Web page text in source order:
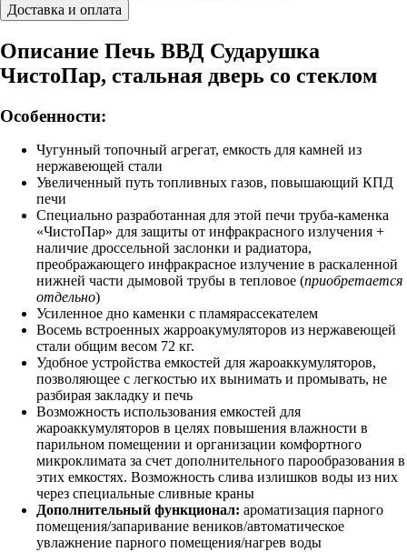
Доставка и оплата
Описание Печь ВВД Сударушка
ЧистоПар, стальная дверь со стеклом
Особенности:
Чугунный топочный агрегат, емкость для камней из
нержавеющей стали
Увеличенный путь топливных газов, повышающий КПД
печи
Специально разработанная для этой печи труба-каменка
«ЧистоПар» для защиты от инфракрасного излучения +
наличие дроссельной заслонки и радиатора,
преображающего инфракрасное излучение в раскаленной
нижней части дымовой трубы в тепловое (приобретается
отдельно)
Усиленное дно каменки с пламярассекателем
Восемь встроенных жарроакумуляторов из нержавеющей
стали общим весом 72 кг.
Удобное устройства емкостей для жароаккумуляторов,
позволяющее с легкостью их вынимать и промывать, не
разбирая закладку и печь
Возможность использования емкостей для
жароаккумуляторов в целях повышения влажности в
парильном помещении и организации комфортного
микроклимата за счет дополнительного парообразования в
этих емкостях. Возможность слива излишков воды из них
через специальные сливные краны
Дополнительный функционал: ароматизация парного
помещения/запаривание веников/автоматическое
увлажнение парного помещения/нагрев воды